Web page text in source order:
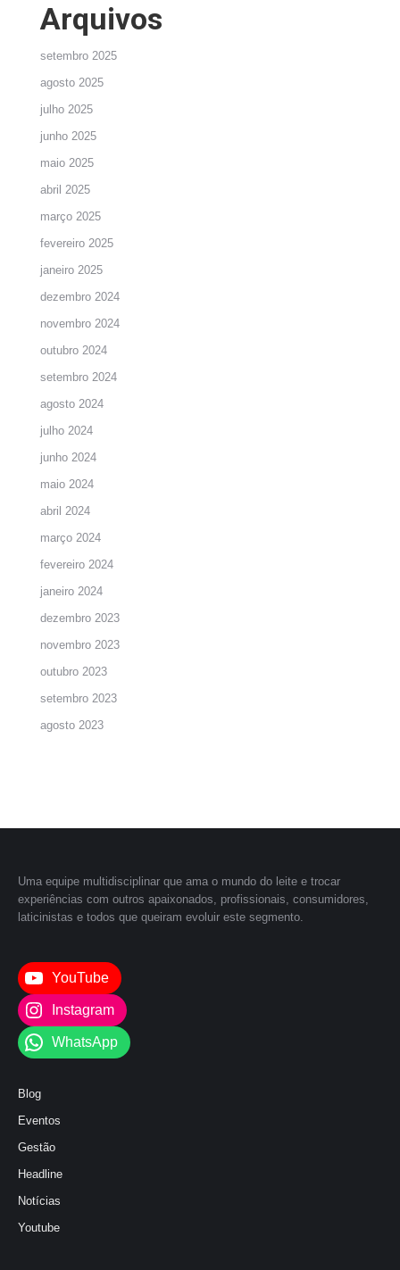
Arquivos
setembro 2025
agosto 2025
julho 2025
junho 2025
maio 2025
abril 2025
março 2025
fevereiro 2025
janeiro 2025
dezembro 2024
novembro 2024
outubro 2024
setembro 2024
agosto 2024
julho 2024
junho 2024
maio 2024
abril 2024
março 2024
fevereiro 2024
janeiro 2024
dezembro 2023
novembro 2023
outubro 2023
setembro 2023
agosto 2023
Uma equipe multidisciplinar que ama o mundo do leite e trocar
experiências com outros apaixonados, profissionais, consumidores,
laticinistas e todos que queiram evoluir este segmento.
YouTube
Instagram
WhatsApp
Blog
Eventos
Gestão
Headline
Notícias
Youtube